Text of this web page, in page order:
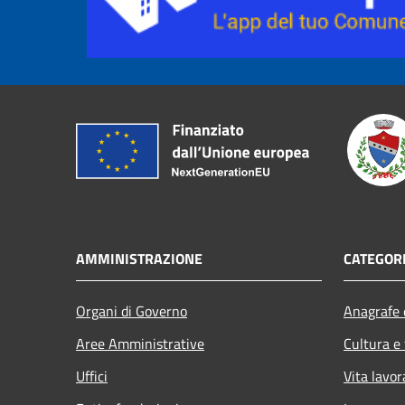
AMMINISTRAZIONE
Organi di Governo
Aree Amministrative
Uffici
Cultura
Vita